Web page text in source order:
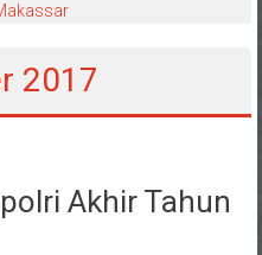
2017
Akhir Tahun